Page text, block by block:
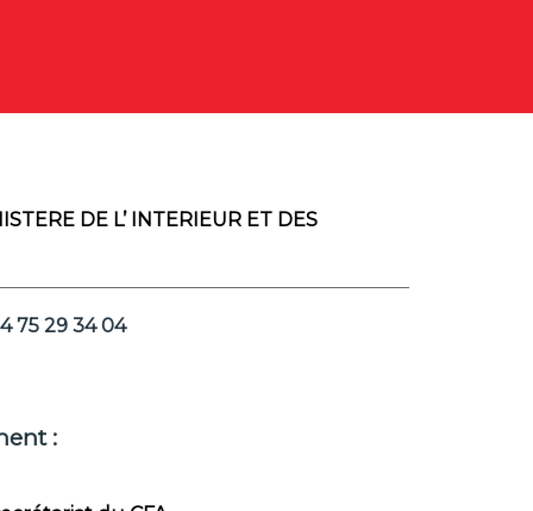
DE L’ INTERIEUR ET DES
75 29 34 04
: